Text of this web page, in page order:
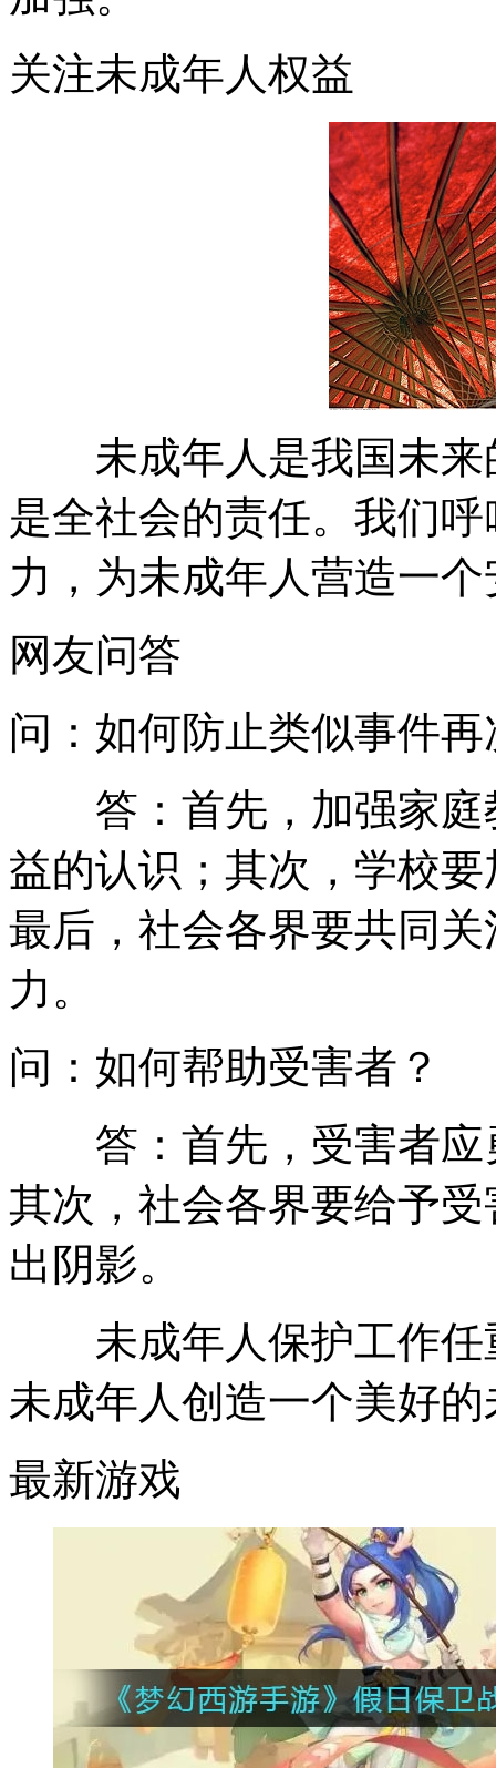
关注未成年人权益
未成年人是我国未来
是全社会的责任。我们
力，为未成年人营造一
网友问答
问：如何防止类似事件
答：首先，加强家庭
益的认识；其次，学校
最后，社会各界要共同
力。
问：如何帮助受害者？
答：首先，受害者应
其次，社会各界要给予
出阴影。
未成年人保护工作任
未成年人创造一个美好的
最新游戏